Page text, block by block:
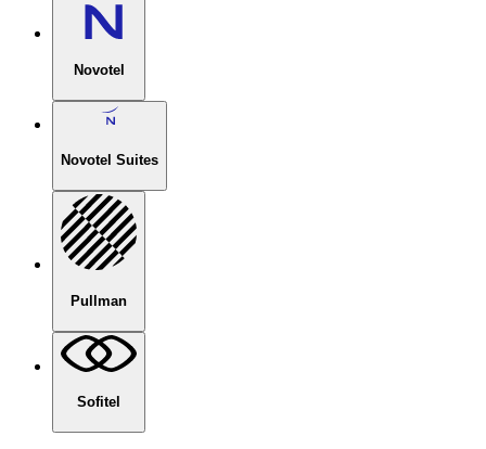
Novotel
Novotel Suites
Pullman
Sofitel